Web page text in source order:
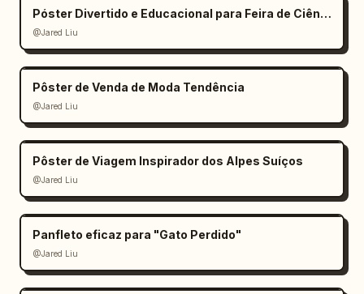
Póster Divertido e Educacional para Feira de Ciências Infantil
@Jared Liu
Pôster de Venda de Moda Tendência
@Jared Liu
Pôster de Viagem Inspirador dos Alpes Suíços
@Jared Liu
Panfleto eficaz para "Gato Perdido"
@Jared Liu